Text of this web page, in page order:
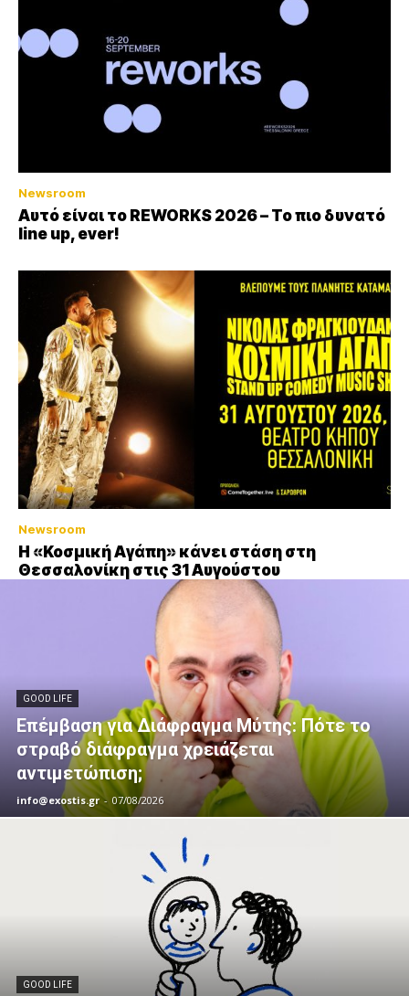
Newsroom
Αυτό είναι το REWORKS 2026 – Το πιο δυνατό
line up, ever!
Newsroom
Η «Κοσμική Αγάπη» κάνει στάση στη
Θεσσαλονίκη στις 31 Αυγούστου
GOOD LIFE
Επέμβαση για Διάφραγμα Μύτης: Πότε το
στραβό διάφραγμα χρειάζεται
αντιμετώπιση;
info@exostis.gr - 07/08/2026
GOOD LIFE